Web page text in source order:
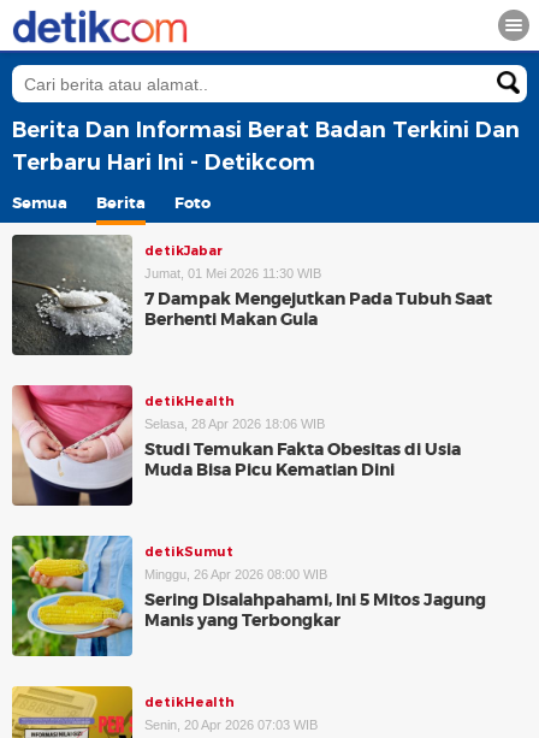
Berita Dan Informasi Berat Badan Terkini Dan
Terbaru Hari Ini - Detikcom
Semua Berita Foto
detikJabar
Jumat, 01 Mei 2026 11:30 WIB
7 Dampak Mengejutkan Pada Tubuh Saat
Berhenti Makan Gula
detikHealth
Selasa, 28 Apr 2026 18:06 WIB
Studi Temukan Fakta Obesitas di Usia
Muda Bisa Picu Kematian Dini
detikSumut
Minggu, 26 Apr 2026 08:00 WIB
Sering Disalahpahami, Ini 5 Mitos Jagung
Manis yang Terbongkar
detikHealth
Senin, 20 Apr 2026 07:03 WIB